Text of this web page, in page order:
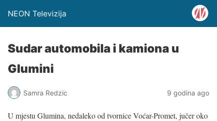
NEON Televizija
Sudar automobila i kamiona u
Glumini
Samra Redzic 9 godina ago
U mjestu Glumina, nedaleko od tvornice Voćar-Promet, jučer oko